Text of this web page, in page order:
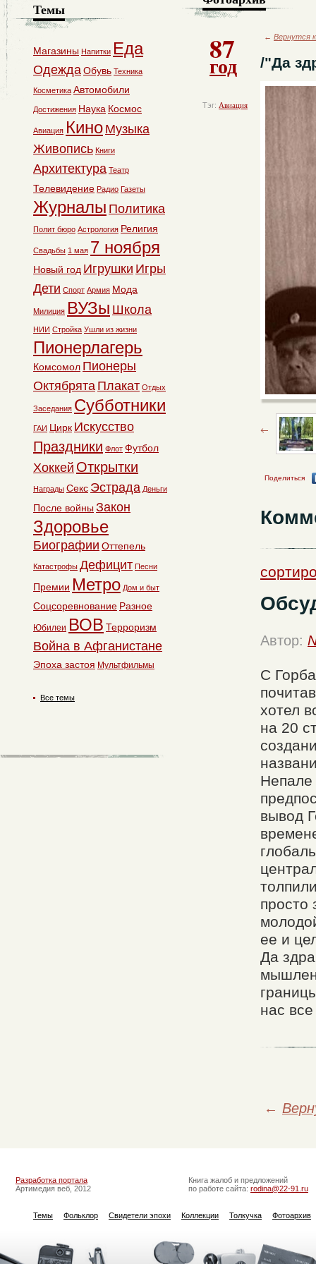
87
год
Тэг: Авиация
← Вернутся
/"Да
Поделиться
Автор:
С
хотел
на 20
Непале
вывод
просто
ее и
Да
нас
←
Темы
Магазины Напитки Еда
ОдеждаОбувь Техника
Косметика Автомобили
Достижения Наука Космос
Авиация Кино Музыка
Живопись Книги
Архитектура Театр
Телевидение Радио Газеты
Журналы Политика
Полит бюро Астрология Религия
Свадьбы 1 мая 7 ноября
Новый год Игрушки Игры
Дети Спорт Армия Мода
Милиция ВУЗы Школа
НИИ Стройка Ушли из жизни
Пионерлагерь
Комсомол Пионеры
Октябрята Плакат Отдых
Заседания Субботники
ГАИ Цирк Искусство
Праздники Флот Футбол
Хоккей Открытки
Награды Секс Эстрада Деньги
После войны Закон
Здоровье
Биографии Оттепель
Катастрофы Дефицит Песни
Премии Метро Дом и быт
Соцсоревнование Разное
Юбилеи ВОВ Терроризм
Война в Афганистане
Эпоха застоя Мультфильмы
Все темы
Разработка портала
Артимедия веб, 2012
Книга жалоб и предложений
по работе сайта: rodina@22-91.ru
Темы Фольклор Свидетели эпохи Коллекции Толкучка Фотоархив